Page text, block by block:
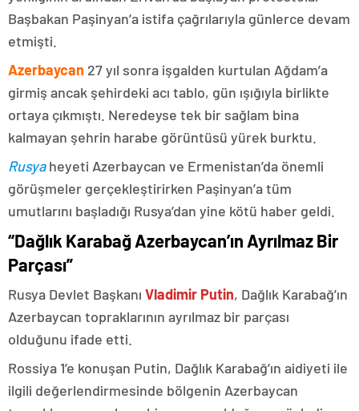
Başbakan Paşinyan’a istifa çağrılarıyla günlerce devam
etmişti.
Azerbaycan 27 yıl sonra işgalden kurtulan Ağdam’a
girmiş ancak şehirdeki acı tablo, gün ışığıyla birlikte
ortaya çıkmıştı. Neredeyse tek bir sağlam bina
kalmayan şehrin harabe görüntüsü yürek burktu.
Rusyaheyeti Azerbaycan ve Ermenistan’da önemli
görüşmeler gerçekleştirirken Paşinyan’a tüm
umutlarını başladığı Rusya’dan yine kötü haber geldi.
“Dağlık Karabağ Azerbaycan’ın Ayrılmaz Bir
Parçası”
Rusya Devlet Başkanı Vladimir Putin, Dağlık Karabağ’ın
Azerbaycan topraklarının ayrılmaz bir parçası
olduğunu ifade etti.
Rossiya 1’e konuşan Putin, Dağlık Karabağ’ın aidiyeti ile
ilgili değerlendirmesinde bölgenin Azerbaycan